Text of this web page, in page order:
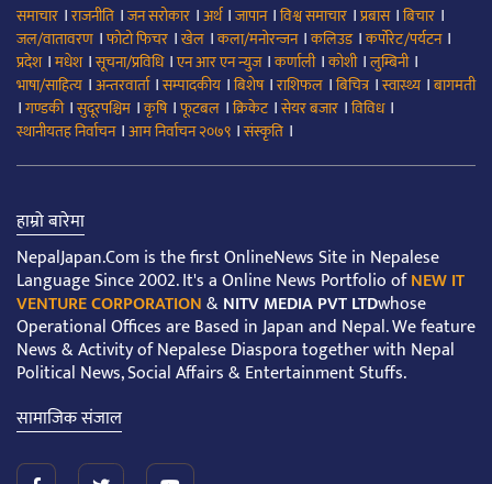
समाचार ।राजनीति ।जन सरोकार ।अर्थ।जापान।विश्व समाचार ।प्रबास।बिचार ।
जल/वातावरण ।फोटो फिचर ।खेल ।कला/मनोरन्जन।कलिउड।कर्पोरेट/पर्यटन।
प्रदेश।मधेश।सूचना/प्रविधि।एन आर एन न्युज।कर्णाली।कोशी।लुम्बिनी।
भाषा/साहित्य ।अन्तरवार्ता।सम्पादकीय ।बिशेष।राशिफल ।बिचित्र।स्वास्थ्य ।बागमती
।गण्डकी।सुदूरपश्चिम ।कृषि।फूटबल ।क्रिकेट।सेयर बजार ।विविध।
स्थानीयतह निर्वाचन।आम निर्वाचन २०७९ ।संस्कृति ।
हाम्रो बारेमा
NepalJapan.Com is the first OnlineNews Site in Nepalese
Language Since 2002. It's a Online News Portfolio ofNEW IT
VENTURE CORPORATION&NITV MEDIA PVT LTDwhose
Operational Offices are Based in Japan and Nepal. We feature
News & Activity of Nepalese Diaspora together with Nepal
Political News, Social Affairs & Entertainment Stuffs.
सामाजिक संजाल